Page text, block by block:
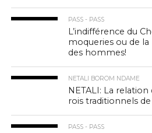
PASS - PASS
L’indifférence du
moqueries ou de
des hommes!
NETALI BOROM NDAME
NETALI: La
rois traditionnels
PASS - PASS